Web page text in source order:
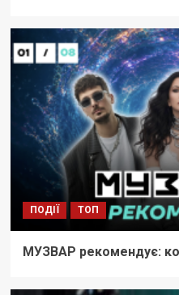
ПОДІЇ ТОП
МУЗВАР рекомендує: